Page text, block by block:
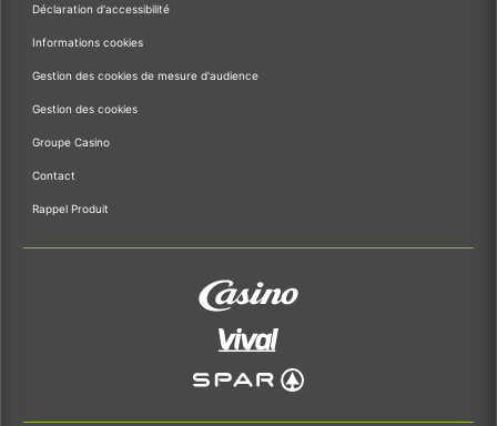
Déclaration d'accessibilité
Informations cookies
Gestion des cookies de mesure d'audience
Gestion des cookies
Groupe Casino
Contact
Rappel Produit